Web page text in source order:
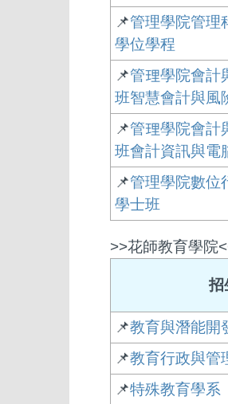
📌管理學院管理
學位學程
📌管理學院會計
班智慧會計與風
📌管理學院會計
班會計資訊與電
📌管理學院數位
學士班
>>花師教育學院
招
📌教育與潛能開
📌教育行政與管
📌特殊教育學系